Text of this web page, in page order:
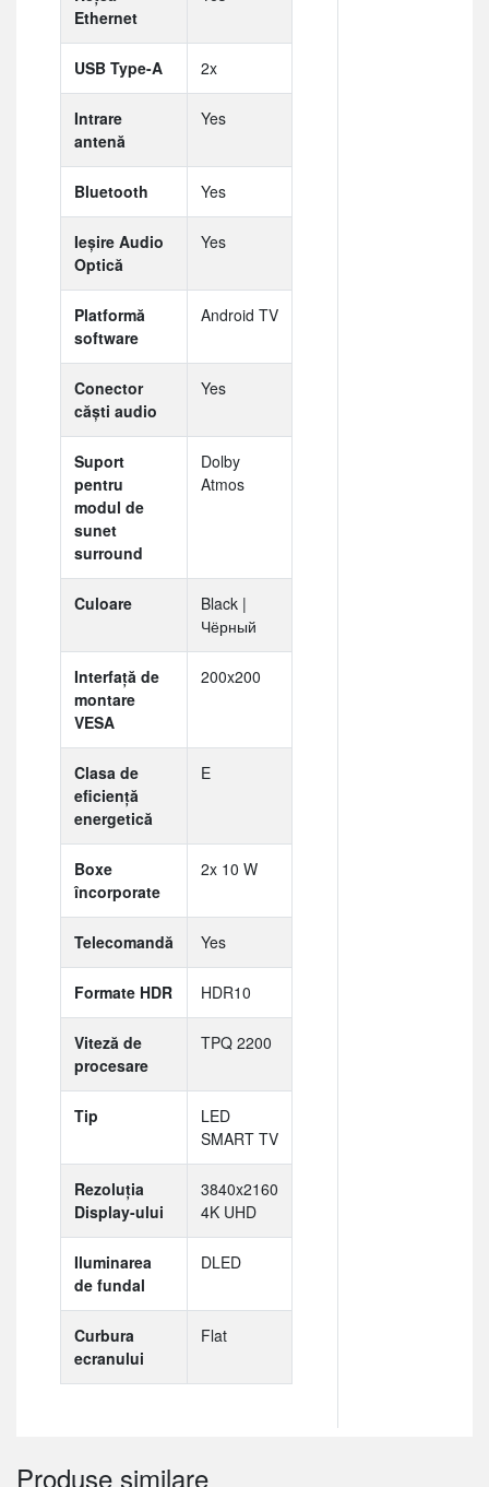
Ethernet
USB Type-A 2x
Intrare
antenă
Yes
Bluetooth Yes
Ieșire Audio
Optică
Yes
Platformă
software
Android TV
Conector
căști audio
Yes
Suport
pentru
modul de
sunet
surround
Dolby
Atmos
Culoare
Black |
Чёрный
Interfață de
montare
VESA
200x200
Clasa de
eficiență
energetică
E
Boxe
încorporate
2x 10 W
Telecomandă Yes
Formate HDR HDR10
Viteză de
procesare
TPQ 2200
Tip
LED
SMART TV
Rezoluția
Display-ului
3840x2160
4K UHD
Iluminarea
de fundal
DLED
Curbura
ecranului
Flat
Produse similare